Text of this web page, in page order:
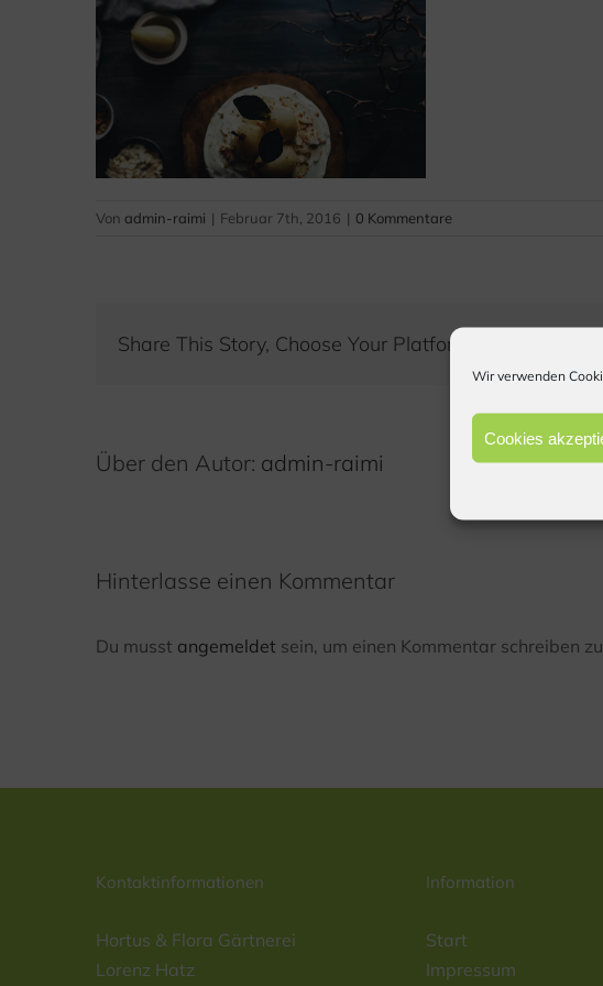
Wir verwenden
Cookies
Von admin-raimi | Februar 7th, 2016 | 0 Kommentare
Share This Story, Choose Your Platform!
Über den Autor: admin-raimi
Hinterlasse einen Kommentar
Du musst angemeldet sein, um einen Kommentar schreiben
Kontaktinformationen
Hortus & Flora Gärtnerei
Lorenz Hatz
Information
Start
Impressum